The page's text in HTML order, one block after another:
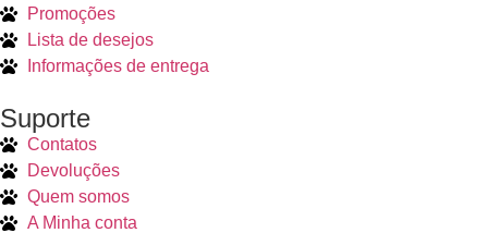
Promoções
Lista de desejos
Informações de entrega
Suporte
Contatos
Devoluções
Quem somos
A Minha conta